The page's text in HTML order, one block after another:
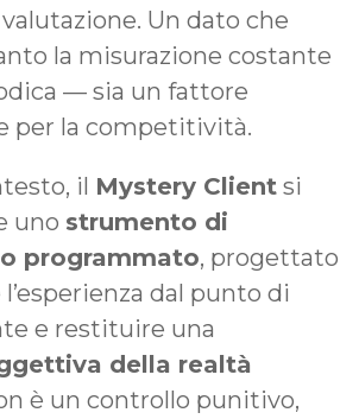
Un dato che
la misurazione costante
— sia un fattore
per la competitività.
il Mystery Client si
uno strumento di
programmato, progettato
dal punto di
e restituire una
della realtà
è un controllo punitivo,